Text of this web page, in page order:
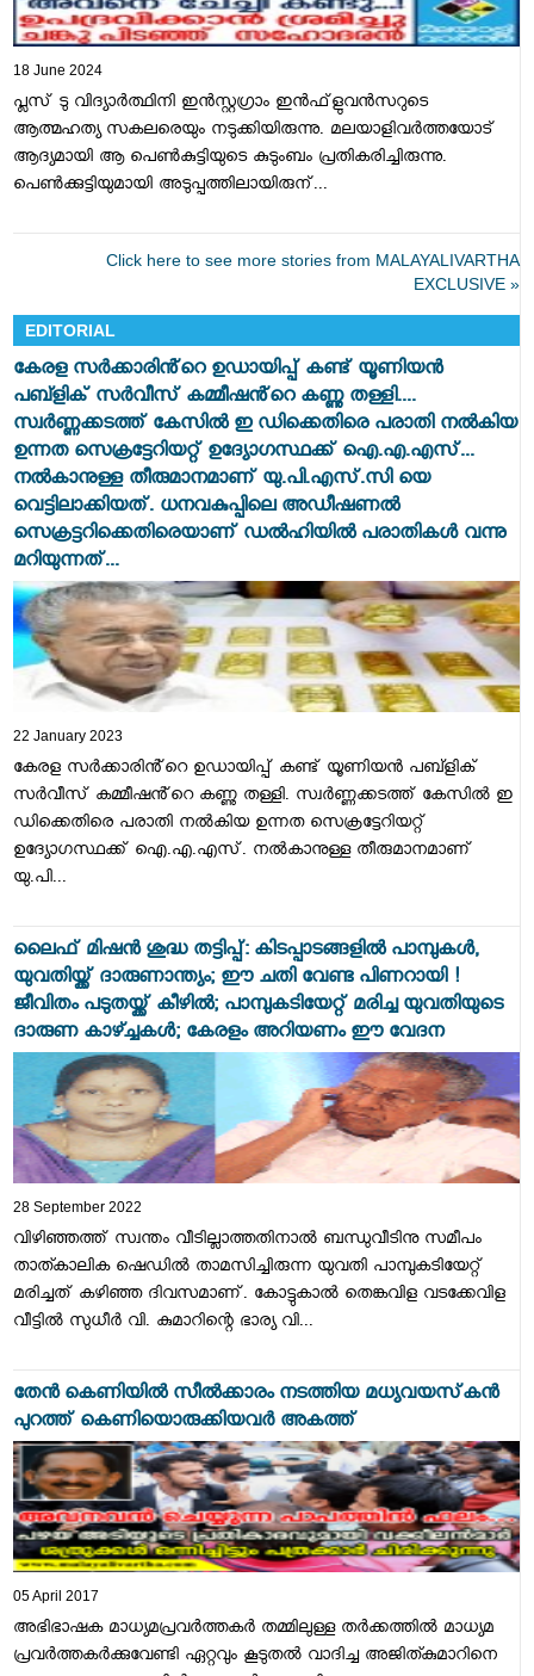
18 June 2024
പ്ലസ് ടു വിദ്യാര്‍ത്ഥിനി ഇന്‍സ്റ്റഗ്രാം ഇന്‍ഫ്‌ളുവന്‍സറുടെ
ആത്മഹത്യ സകലരെയും നടുക്കിയിരുന്നു. മലയാളിവർത്തയോട്
ആദ്യമായി ആ പെൺകുട്ടിയുടെ കുടുംബം പ്രതികരിച്ചിരുന്നു.
പെൺക്കുട്ടിയുമായി അടുപ്പത്തിലായിരുന്...
Click here to see more stories from MALAYALIVARTHA
EXCLUSIVE »
EDITORIAL
കേരള സർക്കാരിൻ്റെ ഉഡായിപ്പ് കണ്ട് യൂണിയൻ
പബ്ളിക് സർവീസ് കമ്മീഷൻ്റെ കണ്ണു തള്ളി....
സ്വർണ്ണക്കടത്ത് കേസിൽ ഇ ഡിക്കെതിരെ പരാതി നൽകിയ
ഉന്നത സെക്രട്ടേറിയറ്റ് ഉദ്യോഗസ്ഥക്ക് ഐ.എ.എസ്...
നൽകാനുള്ള തീരുമാനമാണ് യു.പി.എസ്.സി യെ
വെട്ടിലാക്കിയത്. ധനവകുപ്പിലെ അഡീഷണൽ
സെക്രട്ടറിക്കെതിരെയാണ് ഡൽഹിയിൽ പരാതികൾ വന്നു
മറിയുന്നത്...
22 January 2023
കേരള സർക്കാരിൻ്റെ ഉഡായിപ്പ് കണ്ട് യൂണിയൻ പബ്ളിക്
സർവീസ് കമ്മീഷൻ്റെ കണ്ണു തള്ളി. സ്വർണ്ണക്കടത്ത് കേസിൽ ഇ
ഡിക്കെതിരെ പരാതി നൽകിയ ഉന്നത സെക്രട്ടേറിയറ്റ്
ഉദ്യോഗസ്ഥക്ക് ഐ.എ.എസ്. നൽകാനുള്ള തീരുമാനമാണ്
യു.പി...
ലൈഫ് മിഷൻ ശുദ്ധ തട്ടിപ്പ്: കിടപ്പാടങ്ങളിൽ പാമ്പുകൾ,
യുവതിയ്ക്ക് ദാരുണാന്ത്യം; ഈ ചതി വേണ്ട പിണറായി !
ജീവിതം പടുതയ്ക്ക് കീഴിൽ; പാമ്പുകടിയേറ്റ് മരിച്ച യുവതിയുടെ
ദാരുണ കാഴ്ച്ചകൾ; കേരളം അറിയണം ഈ വേദന
28 September 2022
വിഴിഞ്ഞത്ത് സ്വന്തം വീടില്ലാത്തതിനാൽ ബന്ധുവീടിനു സമീപം
താത്കാലിക ഷെഡിൽ താമസിച്ചിരുന്ന യുവതി പാമ്പുകടിയേറ്റ്
മരിച്ചത് കഴിഞ്ഞ ദിവസമാണ്. കോട്ടുകാൽ തെങ്കവിള വടക്കേവിള
വീട്ടിൽ സുധീർ വി. കുമാറിന്റെ ഭാര്യ വി...
തേന്‍ കെണിയില്‍ സീല്‍ക്കാരം നടത്തിയ മധ്യവയസ്‌കന്‍
പുറത്ത് കെണിയൊരുക്കിയവര്‍ അകത്ത്
05 April 2017
അഭിഭാഷക മാധ്യമപ്രവര്‍ത്തകര്‍ തമ്മിലുള്ള തര്‍ക്കത്തില്‍ മാധ്യമ
പ്രവര്‍ത്തകര്‍ക്കുവേണ്ടി ഏറ്റവും കൂടുതല്‍ വാദിച്ച അജിത്കുമാറിനെ